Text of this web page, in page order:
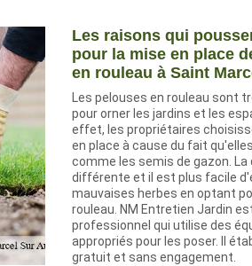
Les raisons qui
pour la mise en place
en rouleau à Saint
Les pelouses en rouleau sont
pour orner les jardins et les
effet, les propriétaires
en place à cause du fait
comme les semis de gazon.
différente et il est plus facile
mauvaises herbes en optant
rouleau. NM Entretien Jardin
professionnel qui utilise des
appropriés pour les poser. Il
gratuit et sans engagement.